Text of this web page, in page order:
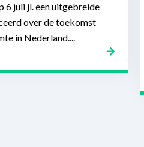
6 juli jl. een uitgebreide
over de toekomst
in Nederland....